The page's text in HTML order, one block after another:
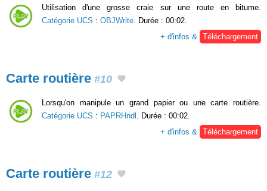
Utilisation d'une grosse craie sur une route en bitume.
Catégorie UCS : OBJWrite. Durée : 00:02.
+ d'infos & Téléchargement
Carte routière #10
Lorsqu'on manipule un grand papier ou une carte routière.
Catégorie UCS : PAPRHndl . Durée : 00:02.
+ d'infos & Téléchargement
Carte routière #12